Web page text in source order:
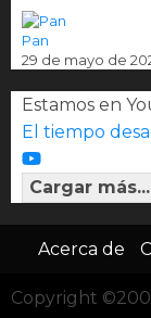
Pan
29 de mayo de
Estamos en
El tiempo
Cargar más...
Acerca de
Copyright